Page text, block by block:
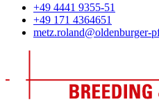
+49 4441 9355-51
+49 171 4364651
metz.roland@oldenburger-